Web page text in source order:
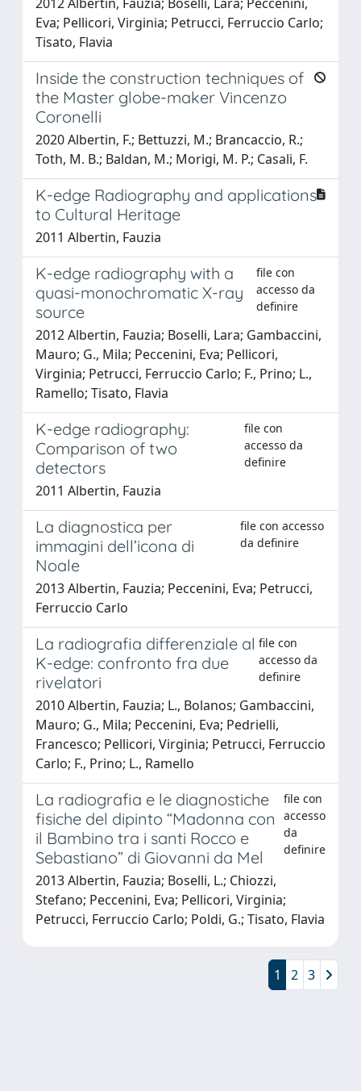
Eva; Pellicori, Virginia; Petrucci, Ferruccio Carlo;
Tisato, Flavia
Inside the construction techniques of
the Master globe-maker Vincenzo
Coronelli
2020 Albertin, F.; Bettuzzi, M.; Brancaccio, R.;
Toth, M. B.; Baldan, M.; Morigi, M. P.; Casali, F.
K-edge Radiography and applications
to Cultural Heritage
2011 Albertin, Fauzia
K-edge radiography with a
quasi-monochromatic X-ray
source
file con
accesso da
definire
2012 Albertin, Fauzia; Boselli, Lara; Gambaccini,
Mauro; G., Mila; Peccenini, Eva; Pellicori,
Virginia; Petrucci, Ferruccio Carlo; F., Prino; L.,
Ramello; Tisato, Flavia
K-edge radiography:
Comparison of two
detectors
file con
accesso da
definire
2011 Albertin, Fauzia
La diagnostica per
immagini dell’icona di
Noale
file con accesso
da definire
2013 Albertin, Fauzia; Peccenini, Eva; Petrucci,
Ferruccio Carlo
La radiografia differenziale al
K-edge: confronto fra due
rivelatori
file con
accesso da
definire
2010 Albertin, Fauzia; L., Bolanos; Gambaccini,
Mauro; G., Mila; Peccenini, Eva; Pedrielli,
Francesco; Pellicori, Virginia; Petrucci, Ferruccio
Carlo; F., Prino; L., Ramello
La radiografia e le diagnostiche
fisiche del dipinto “Madonna con
il Bambino tra i santi Rocco e
Sebastiano” di Giovanni da Mel
file con
accesso
da
definire
2013 Albertin, Fauzia; Boselli, L.; Chiozzi,
Stefano; Peccenini, Eva; Pellicori, Virginia;
Petrucci, Ferruccio Carlo; Poldi, G.; Tisato, Flavia
1 2 3